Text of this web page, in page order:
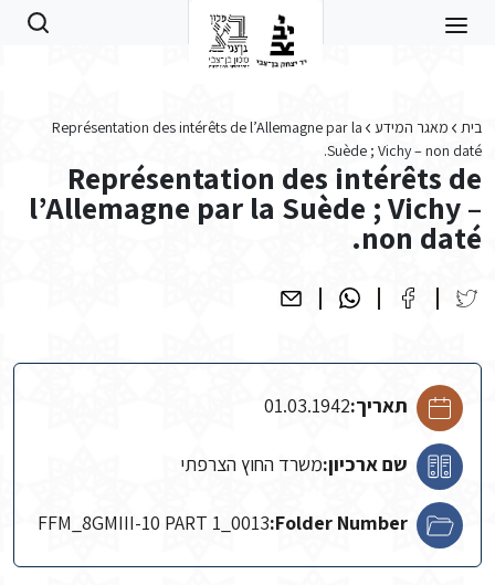
בית מאגר המידע
Représentation des intérêts de l’Allemagne par la
Suède ; Vichy – non daté.
Représentation des intérêts de
l’Allemagne par la Suède ; Vichy –
non daté.
תאריך:01.03.1942
שם ארכיון:משרד החוץ הצרפתי
Folder Number:
FFM_8GMIII-10 PART 1_0013